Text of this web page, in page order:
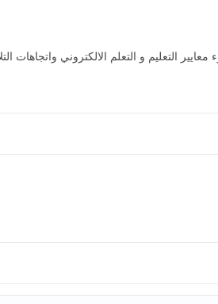
في ضوء معايير التعليم و التعلم الالكتروني